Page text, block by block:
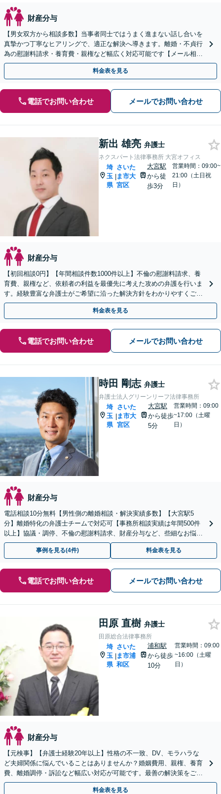
財産分与
【男女双方から相談多数】当事者同士ではうまく進まない話し合いを
真摯かつ丁寧なヒアリングで、適正な解決へ導きます。離婚・不貞行
為の慰謝料請求・養育費・親権など幅広く対応可能です【メール相談
可】【初回相談無料】
料金表を見る
電話でお問い合わせ メールでお問い合わせ
新出 雄亮 弁護士
ネクスパート法律事務所 大宮オフィス
埼
玉
県
|
さいた
ま市大
宮区
大宮駅
から徒
歩3分
営業時間：09:00~
21:00（土日祝
日）
財産分与
【初回相談0円】【年間相談件数1000件以上】不倫の慰謝料請求、養
育費、親権など、依頼者の利益を最優先に考えた攻めの弁護を行いま
す。経験豊富な弁護士がご希望に沿った解決方針をわかりやすくご提
案します。お気軽にお問合せ下さい。
料金表を見る
電話でお問い合わせ メールでお問い合わせ
時田 剛志 弁護士
弁護士法人グリーンリーフ法律事務所
埼
玉
県
|
さいた
ま市大
宮区
大宮駅
から徒歩
5分
営業時間：09:00
~17:00（土曜
日）
財産分与
電話相談10分無料【男性側の離婚相談・解決実績多数】【大宮駅5
分】離婚特化の弁護士チームで対応可【事務所相談実績は年間500件
以上】協議・調停、不倫の慰謝料請求、財産分与など、些細なお悩み
でも結構です【初回面談60分無料／休日・夜間対応可】
事例を見る(4件) 料金表を見る
電話でお問い合わせ メールでお問い合わせ
田原 直樹 弁護士
田原総合法律事務所
埼
玉
県
|
さいた
ま市浦
和区
浦和駅
から徒歩
10分
営業時間：09:00
~16:00（土曜
日）
財産分与
【元検事】【弁護士経験20年以上】性格の不一致、DV、モラハラな
ど夫婦関係に悩んでいることはありませんか？婚姻費用、親権、養育
費、離婚調停・訴訟など幅広い対応が可能です。最善の解決策をご提
案します【初回相談無料】
料金表を見る